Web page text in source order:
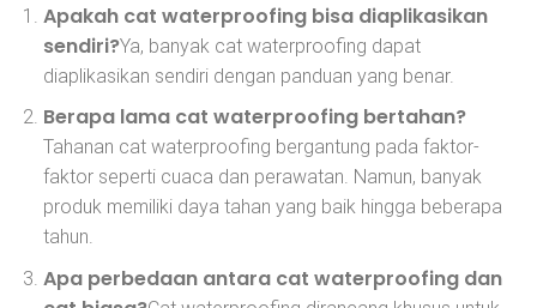
Apakah cat waterproofing bisa diaplikasikan
sendiri?Ya, banyak cat waterproofing dapat
diaplikasikan sendiri dengan panduan yang benar.
Berapa lama cat waterproofing bertahan?
Tahanan cat waterproofing bergantung pada faktor-
faktor seperti cuaca dan perawatan. Namun, banyak
produk memiliki daya tahan yang baik hingga beberapa
tahun.
Apa perbedaan antara cat waterproofing dan